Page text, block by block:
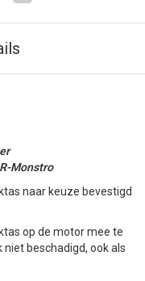
Monstro
naar keuze bevestigd
op de motor mee te
beschadigd, ook als